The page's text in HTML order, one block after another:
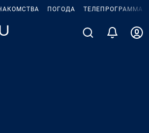
ПОГОДА ТЕЛЕПРОГРАММА